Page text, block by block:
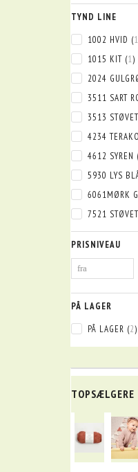
TYND LINE
1002 HVID (1
1015 KIT (1)
2024
3511 SART
3513 STØVET
4234
4612 SYREN
5930 LYS
6061MØRK
7521
PRISNIVEAU
PÅ LAGER
PÅ LAGER (2)
TOPSÆLGERE